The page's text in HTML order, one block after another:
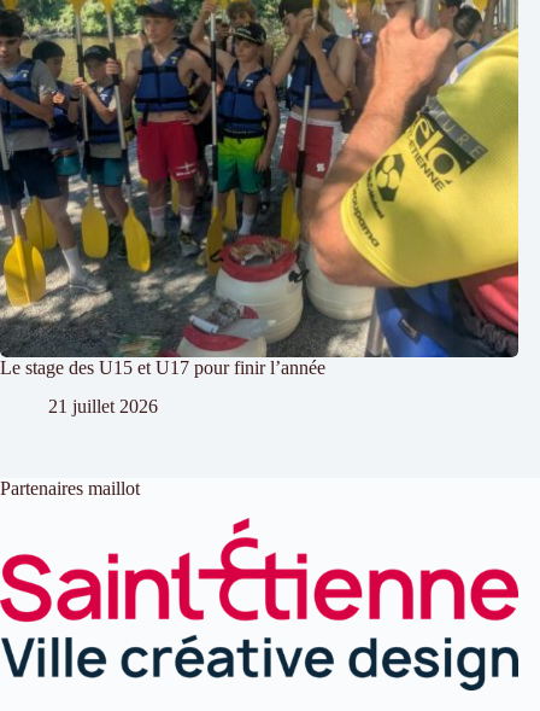
Le stage des U15 et U17 pour finir l’année
21 juillet 2026
Partenaires maillot